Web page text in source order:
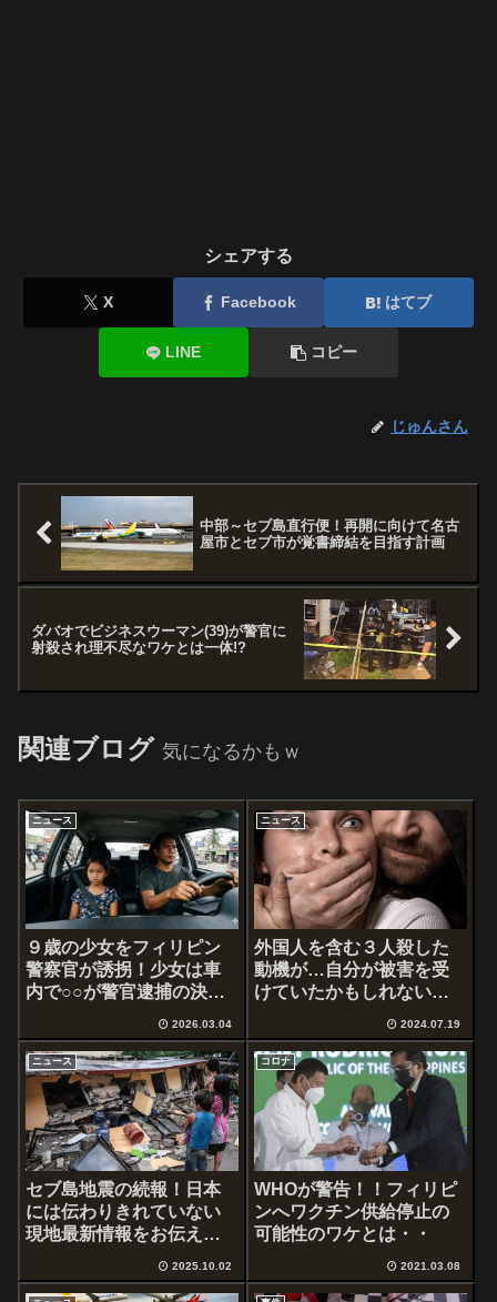
シェアする
X Facebook はてブ
LINE コピー
じゅんさん
中部～セブ島直行便！再開に向けて名古
屋市とセブ市が覚書締結を目指す計画
ダバオでビジネスウーマン(39)が警官に
射殺され理不尽なワケとは一体!?
関連ブログ 気になるかもｗ
ニュース
９歳の少女をフィリピン
警察官が誘拐！少女は車
内で○○が警官逮捕の決め
2026.03.04
ニュース
外国人を含む３人殺した
動機が…自分が被害を受
けていたかもしれない恐
2024.07.19
ニュース
セブ島地震の続報！日本
には伝わりきれていない
現地最新情報をお伝えし
2025.10.02
コロナ
WHOが警告！！フィリピ
ンへワクチン供給停止の
可能性のワケとは・・
2021.03.08